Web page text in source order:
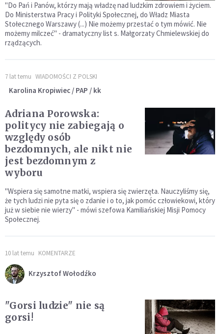
"Do Pań i Panów, którzy mają władzę nad ludzkim zdrowiem i życiem.
Do Ministerstwa Pracy i Polityki Społecznej, do Władz Miasta
Stołecznego Warszawy (...) Nie możemy przestać o tym mówić. Nie
możemy milczeć" - dramatyczny list s. Małgorzaty Chmielewskiej do
rządzących.
7 lat temu WIADOMOŚCI Z POLSKI
Karolina Kropiwiec / PAP / kk
Adriana Porowska:
politycy nie zabiegają o
względy osób
bezdomnych, ale nikt nie
jest bezdomnym z
wyboru
"Wspiera się samotne matki, wspiera się zwierzęta. Nauczyliśmy się,
że tych ludzi nie pyta się o zdanie i o to, jak pomóc człowiekowi, który
już w siebie nie wierzy" - mówi szefowa Kamiliańskiej Misji Pomocy
Społecznej.
10 lat temu KOMENTARZE
Krzysztof Wołodźko
"Gorsi ludzie" nie są
gorsi!